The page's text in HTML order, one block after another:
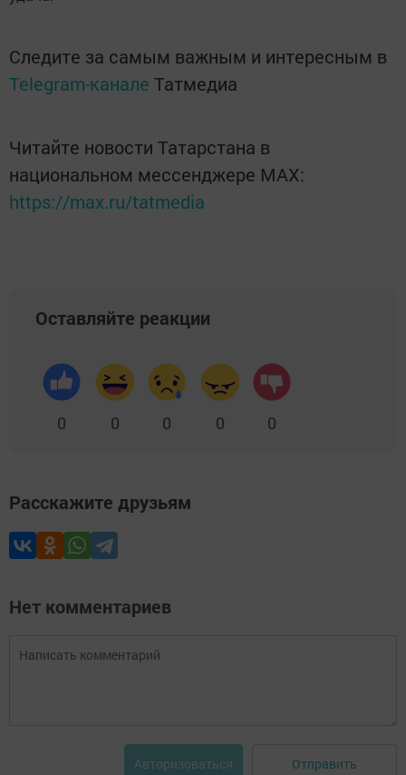
Следите за самым важным и интересным в
Telegram-канале Татмедиа
Читайте новости Татарстана в
национальном мессенджере MАХ:
https://max.ru/tatmedia
Оставляйте реакции
0 0 0 0 0
Расскажите друзьям
Нет комментариев
Авторизоваться Отправить